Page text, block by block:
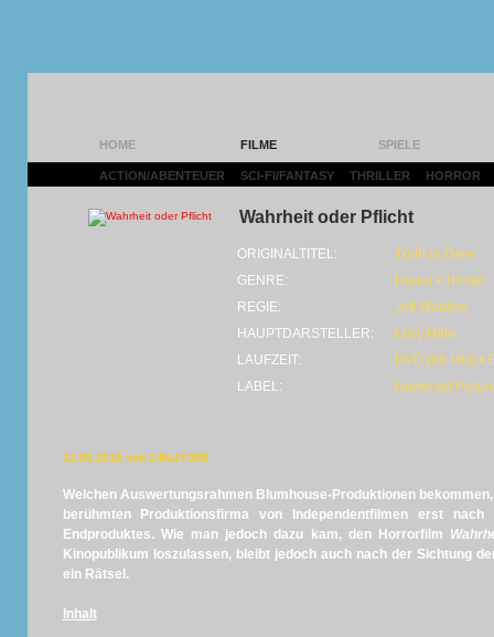
HOME FILME SPIELE
ACTION/ABENTEUER SCI-FI/FANTASY THRILLER HORROR
Wahrheit oder Pflicht
ORIGINALTITEL:
Truth or Dare
GENRE:
Horror • Thriller
REGIE:
Jeff Wadlow
HAUPTDARSTELLER:
Lucy Hale
LAUFZEIT:
DVD (96 Min) •
LABEL:
Universal
12.09.2018 von 2-PL4Y3R5
Welchen Auswertungsrahmen Blumhouse-Produktionen
berühmten Produktionsfirma von Independentfilmen erst
Endproduktes. Wie man jedoch dazu kam, den Horrorfilm
Kinopublikum loszulassen, bleibt jedoch auch nach der Sichtung
ein Rätsel.
Inhalt